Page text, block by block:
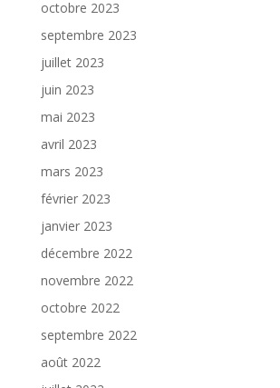
octobre 2023
septembre 2023
juillet 2023
juin 2023
mai 2023
avril 2023
mars 2023
février 2023
janvier 2023
décembre 2022
novembre 2022
octobre 2022
septembre 2022
août 2022